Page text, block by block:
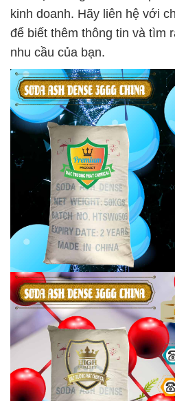
kinh doanh. Hãy liên hệ với
để biết thêm thông tin và tìm
nhu cầu của bạn.